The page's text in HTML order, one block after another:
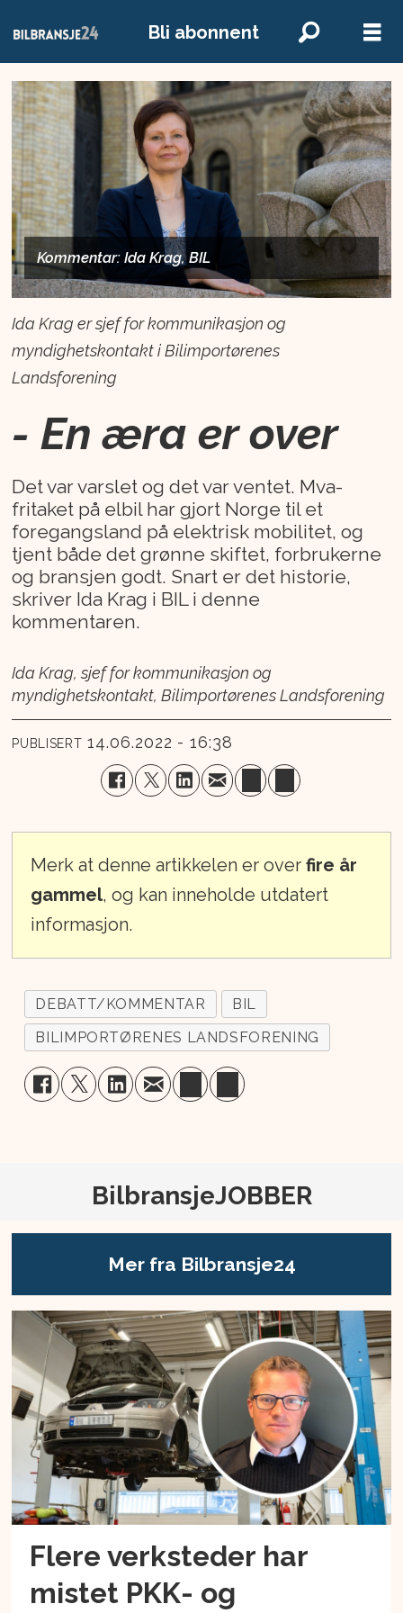
Bli abonnent
Kommentar: Ida Krag, BIL
Ida Krag er sjef for kommunikasjon og
myndighetskontakt i Bilimportørenes
Landsforening
- En æra er over
Det var varslet og det var ventet. Mva-
fritaket på elbil har gjort Norge til et
foregangsland på elektrisk mobilitet, og
tjent både det grønne skiftet, forbrukerne
og bransjen godt. Snart er det historie,
skriver Ida Krag i BIL i denne
kommentaren.
Ida Krag, sjef for kommunikasjon og
myndighetskontakt, Bilimportørenes Landsforening
PUBLISERT 14.06.2022 - 16:38
Merk at denne artikkelen er overfire år
gammel, og kan inneholde utdatert
informasjon.
DEBATT/KOMMENTAR
BIL
BILIMPORTØRENES LANDSFORENING
BilbransjeJOBBER
Mer fra Bilbransje24
Flere verksteder har
mistet PKK- og